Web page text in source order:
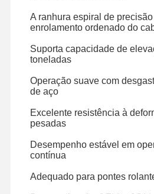
Qualidade
Todos Os
Casos
A ranhura espiral de
enrolamento ordenado do
Suporta capacidade de
toneladas
Operação suave com
de aço
Excelente resistência à
pesadas
Desempenho estável em
contínua
Adequado para pontes